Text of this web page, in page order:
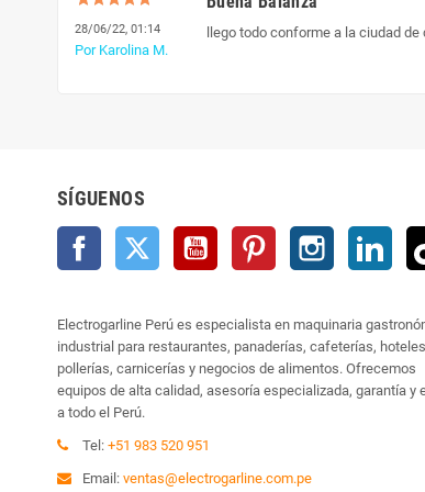
28/06/22, 01:14
Por Karolina M.
llego todo conforme a la ciudad
SÍGUENOS
Facebook Twitter YouTube Pinterest Instagram
Electrogarline Perú es especialista en maquinaria
industrial para restaurantes, panaderías, cafeterías,
pollerías, carnicerías y negocios de alimentos. Ofrecemos
equipos de alta calidad, asesoría especializada, garantía y
a todo el Perú.
Tel: +51 983 520 951
Email: ventas@electrogarline.com.pe